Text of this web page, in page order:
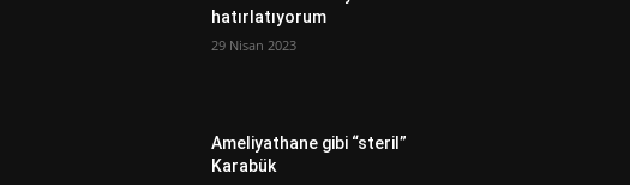
hatırlatıyorum
29 Nisan 2023
Ameliyathane gibi “steril”
Karabük